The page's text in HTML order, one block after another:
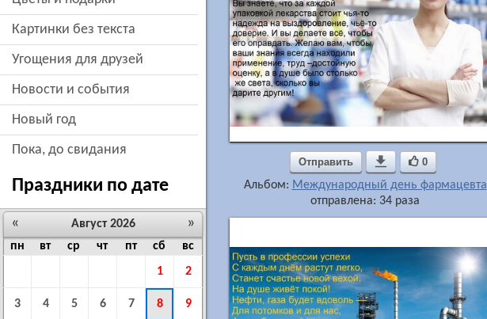
картинки без текста
угощения для друзей
новости и события
новый год
пока, до свидания
Праздники по дате
« »
Август 2026
пн
вт ср чт пт сб
вс
1
2
3 4 5 6 7 8 9
Отправить  0
Альбом: Международный день фармацевта
отправлена: 34 раза